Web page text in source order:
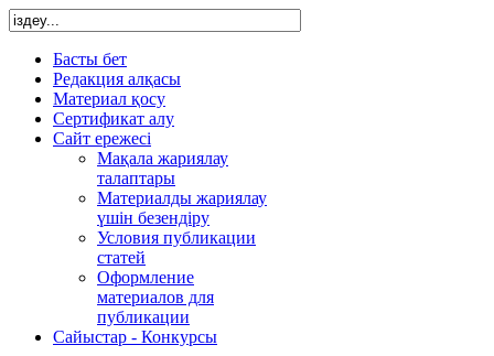
Басты бет
Редакция алқасы
Материал қосу
Сертификат алу
Сайт ережесі
Мақала жариялау
талаптары
Материалды жариялау
үшін безендіру
Условия публикации
статей
Оформление
материалов для
публикации
Сайыстар - Конкурсы